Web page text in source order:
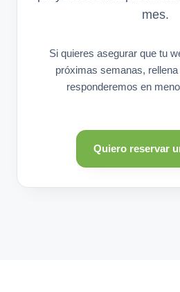
mes.
Si quieres asegurar que tu
próximas semanas,
responderemos en
Quiero reservar